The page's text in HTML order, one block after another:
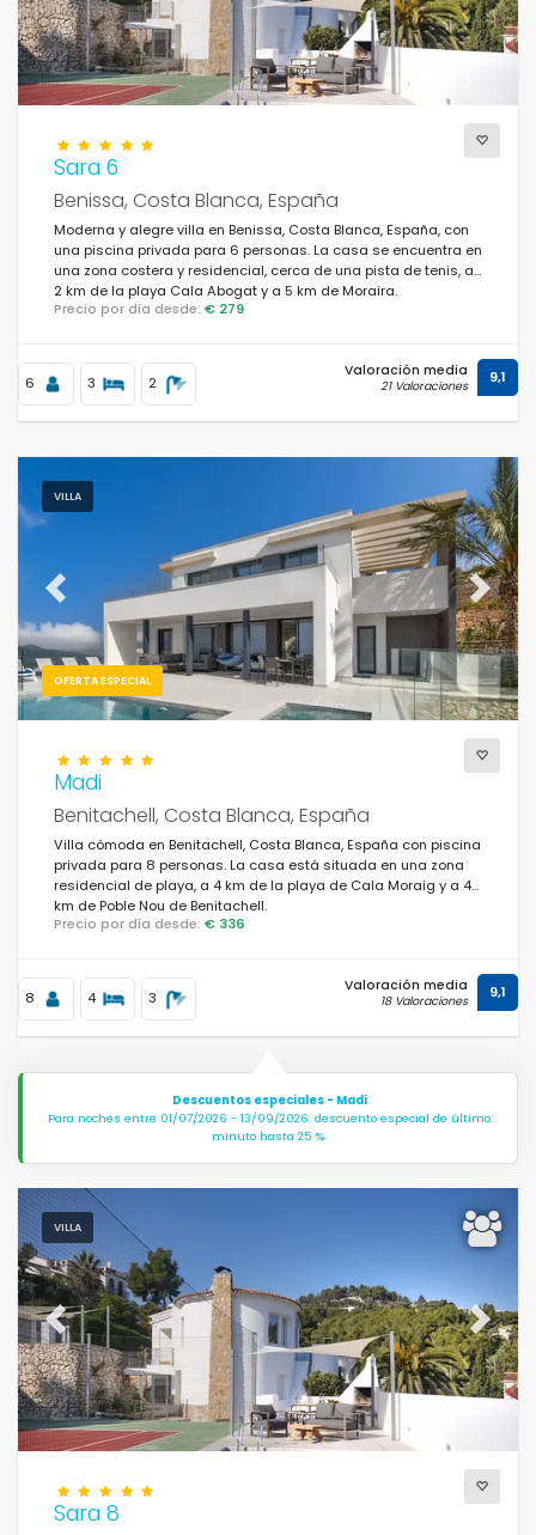
Sara 6
Benissa, Costa Blanca, España
Moderna y alegre villa en Benissa, Costa Blanca, España, con
una piscina privada para 6 personas. La casa se encuentra en
una zona costera y residencial, cerca de una pista de tenis, a
2 km de la playa Cala Abogat y a 5 km de Moraira.
Precio por día desde: € 279
6 3 2
Valoración media
21 Valoraciones 9,1
VILLA
OFERTA ESPECIAL
Previous Next
Madi
Benitachell, Costa Blanca, España
Villa cómoda en Benitachell, Costa Blanca, España con piscina
privada para 8 personas. La casa está situada en una zona
residencial de playa, a 4 km de la playa de Cala Moraig y a 4
km de Poble Nou de Benitachell.
Precio por día desde: € 336
8 4 3
Valoración media
18 Valoraciones 9,1
Descuentos especiales - Madi
Para noches entre 01/07/2026 - 13/09/2026: descuento especial de último
minuto hasta 25 %.
VILLA
Previous Next
Sara 8